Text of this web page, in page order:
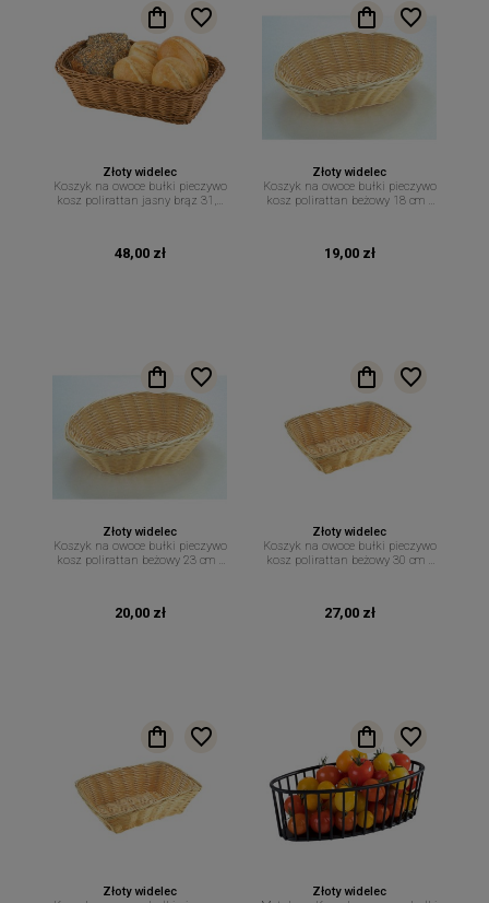
Złoty widelec
Koszyk na owoce bułki pieczywo
kosz polirattan jasny brąz 31,5
48,00 zł
Złoty widelec
Koszyk na owoce bułki pieczywo
kosz polirattan beżowy 18 cm x
19,00 zł
Złoty widelec
Koszyk na owoce bułki pieczywo
kosz polirattan beżowy 23 cm x
20,00 zł
Złoty widelec
Koszyk na owoce bułki pieczywo
kosz polirattan beżowy 30 cm x
27,00 zł
Złoty widelec
Złoty widelec